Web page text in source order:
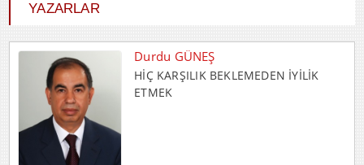
YAZARLAR
Durdu GÜNEŞ
HİÇ KARŞILIK BEKLEMEDEN İYİLİK
ETMEK